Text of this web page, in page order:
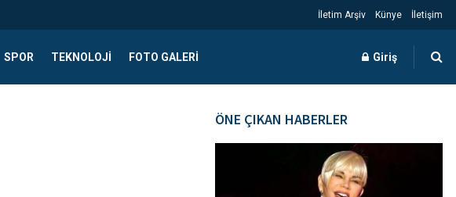
İletim Arşiv Künye İletişim
SPOR TEKNOLOJI FOTO GALERI Giriş
ÖNE ÇIKAN HABERLER